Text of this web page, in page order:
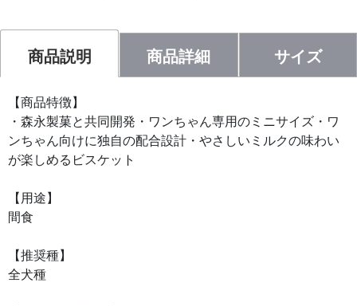
商品説明 商品詳細 サイズ
【商品特徴】
・森永製菓と共同開発・ワンちゃん専用のミニサイズ・ワ
ンちゃん向けに独自の配合設計・やさしいミルクの味わい
が楽しめるビスケット
【用途】
間食
【推奨種】
全犬種